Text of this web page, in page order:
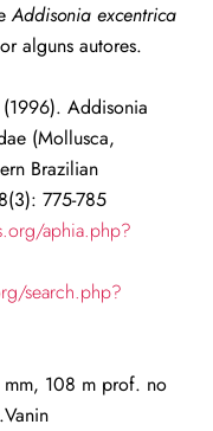
Addisonia excentrica
alguns autores.
Addisonia
(Mollusca,
Brazilian
775-785
aphia.php?
search.php?
108 m prof. no